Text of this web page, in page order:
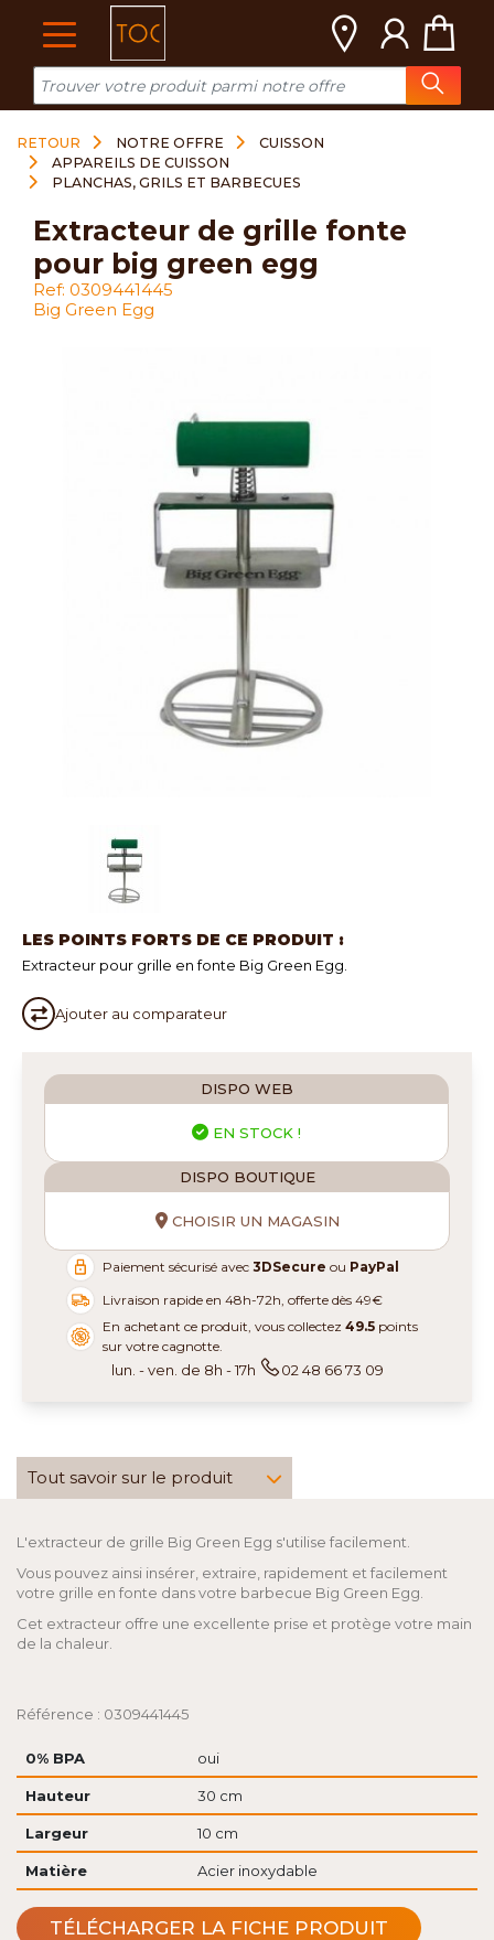
RETOUR NOTRE OFFRE
CUISSON
APPAREILS DE CUISSON
PLANCHAS, GRILS ET BARBECUES
LES POINTS FORTS DE CE PRODUIT :
Extracteur pour grille en fonte Big Green Egg.
Ajouter au comparateur
extracteur de grille fonte
pour big green egg
Ref: 0309441445
Big Green Egg
DISPO WEB
EN STOCK !
DISPO BOUTIQUE
CHOISIR UN MAGASIN
Paiement sécurisé avec3DSecure ou PayPal
Livraison rapide en 48h-72h, offerte dès 49€
En achetant ce produit, vous collectez49.5 points
sur votre cagnotte.
lun. - ven. de 8h - 17h 02 48 66 73 09
Tout savoir sur le produit
L'extracteur de grille Big Green Egg s'utilise facilement.
Vous pouvez ainsi insérer, extraire, rapidement et facilement
votre grille en fonte dans votre barbecue Big Green Egg.
Cet extracteur offre une excellente prise et protège votre main
de la chaleur.
Référence : 0309441445
0% BPA oui
Hauteur 30 cm
Largeur 10 cm
Matière Acier inoxydable
TÉLÉCHARGER LA FICHE PRODUIT
Cookies management panel